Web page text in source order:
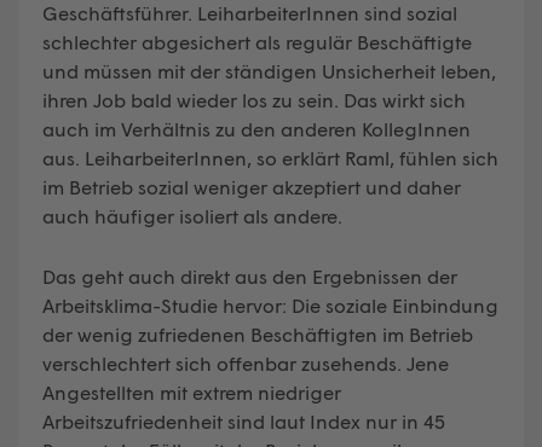
Geschäftsführer. LeiharbeiterInnen sind sozial
schlechter abgesichert als regulär Beschäftigte
und müssen mit der ständigen Unsicherheit leben,
ihren Job bald wieder los zu sein. Das wirkt sich
auch im Verhältnis zu den anderen KollegInnen
aus. LeiharbeiterInnen, so erklärt Raml, fühlen sich
im Betrieb sozial weniger akzeptiert und daher
auch häufiger isoliert als andere.
Das geht auch direkt aus den Ergebnissen der
Arbeitsklima-Studie hervor: Die soziale Einbindung
der wenig zufriedenen Beschäftigten im Betrieb
verschlechtert sich offenbar zusehends. Jene
Angestellten mit extrem niedriger
Arbeitszufriedenheit sind laut Index nur in 45